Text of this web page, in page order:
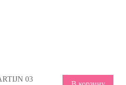
03